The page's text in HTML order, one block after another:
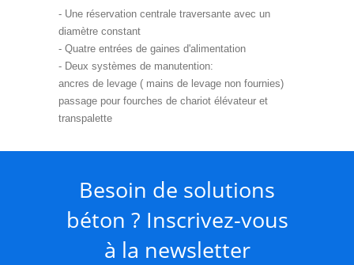
- Une réservation centrale traversante avec un
diamètre constant
- Quatre entrées de gaines d'alimentation
- Deux systèmes de manutention:
ancres de levage ( mains de levage non fournies)
passage pour fourches de chariot élévateur et
transpalette
Besoin de solutions
béton ? Inscrivez-vous
à la newsletter